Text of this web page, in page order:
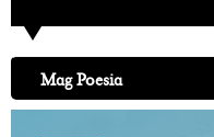
Mag Poesia